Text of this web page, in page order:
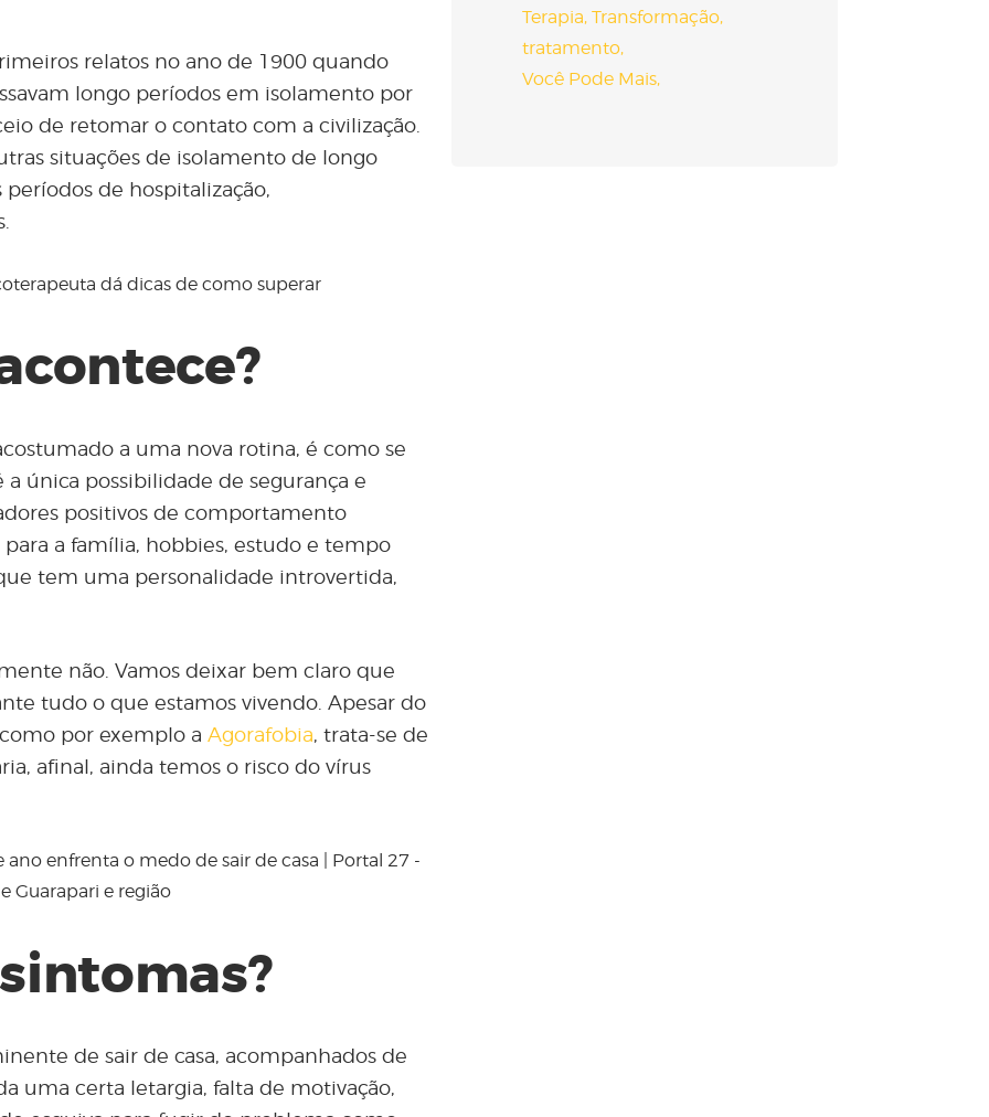
relatos no ano de 1900 quando
longo períodos em isolamento por
de retomar o contato com a civilização.
situações de isolamento de longo
períodos de hospitalização,
a uma nova rotina, é como se
única possibilidade de segurança e
positivos de comportamento
a família, hobbies, estudo e tempo
tem uma personalidade introvertida,
não. Vamos deixar bem claro que
tudo o que estamos vivendo. Apesar do
por exemplo a Agorafobia, trata-se de
afinal, ainda temos o risco do vírus
de sair de casa, acompanhados de
uma certa letargia, falta de motivação,
Terapia Transformação
tratamento
Você Pode Mais